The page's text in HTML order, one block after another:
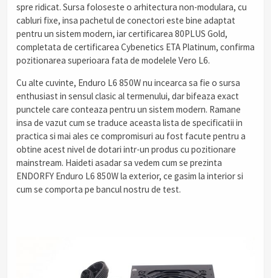
spre ridicat. Sursa foloseste o arhitectura non-modulara, cu
cabluri fixe, insa pachetul de conectori este bine adaptat
pentru un sistem modern, iar certificarea 80PLUS Gold,
completata de certificarea Cybenetics ETA Platinum, confirma
pozitionarea superioara fata de modelele Vero L6.
Cu alte cuvinte, Enduro L6 850W nu incearca sa fie o sursa
enthusiast in sensul clasic al termenului, dar bifeaza exact
punctele care conteaza pentru un sistem modern. Ramane
insa de vazut cum se traduce aceasta lista de specificatii in
practica si mai ales ce compromisuri au fost facute pentru a
obtine acest nivel de dotari intr-un produs cu pozitionare
mainstream. Haideti asadar sa vedem cum se prezinta
ENDORFY Enduro L6 850W la exterior, ce gasim la interior si
cum se comporta pe bancul nostru de test.